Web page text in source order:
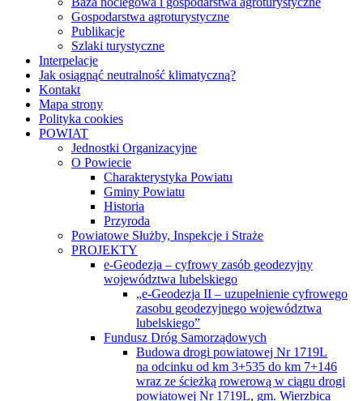
Gospodarstwa agroturystyczne
Publikacje
Szlaki turystyczne
Interpelacje
Jak osiągnąć neutralność klimatyczną?
Kontakt
Mapa strony
Polityka cookies
POWIAT
Jednostki Organizacyjne
O Powiecie
Charakterystyka Powiatu
Gminy Powiatu
Historia
Przyroda
Powiatowe Służby, Inspekcje i Straże
PROJEKTY
e-Geodezja – cyfrowy zasób geodezyjny
województwa lubelskiego
„e-Geodezja II – uzupełnienie cyfrowego
zasobu geodezyjnego województwa
lubelskiego”
Fundusz Dróg Samorządowych
Budowa drogi powiatowej Nr 1719L
na odcinku od km 3+535 do km 7+146
wraz ze ścieżką rowerową w ciągu drogi
powiatowej Nr 1719L, gm. Wierzbica